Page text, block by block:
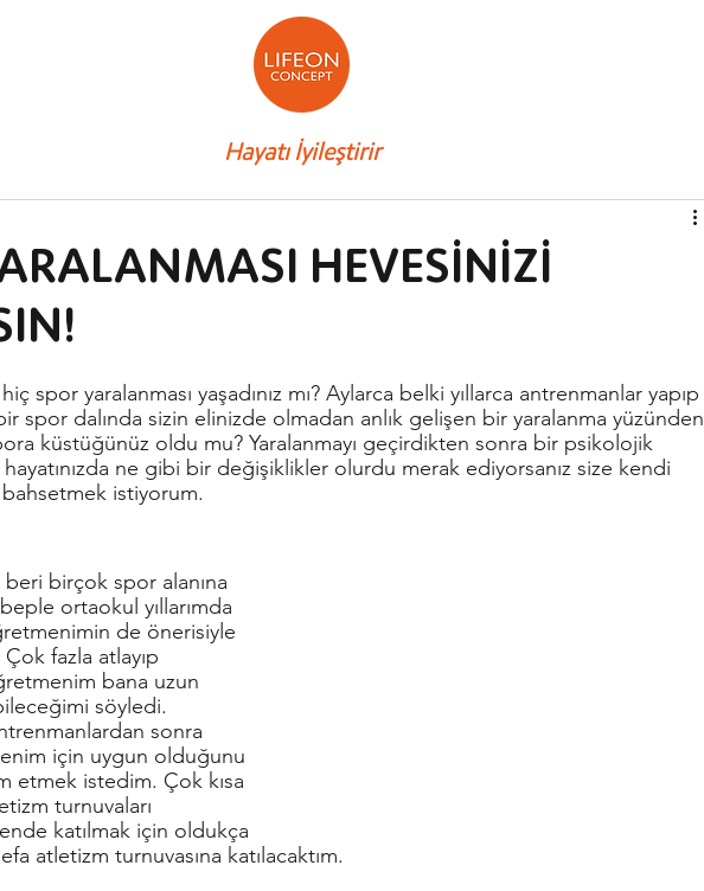
HEVESİNİZİ
spor dalında sizin elinizde olmadan anlık gelişen bir yaralanma yüzünden
küstüğünüz oldu mu? Yaralanmayı geçirdikten sonra bir psikolojik
hayatınızda ne gibi bir değişiklikler olurdu merak ediyorsanız size kendi
istiyorum.
ortaokul yıllarımda
de önerisiyle
fazla atlayıp
bana uzun
söyledi.
sonra
için uygun olduğunu
etmek istedim. Çok kısa
turnuvaları
katılmak için oldukça
atletizm turnuvasına katılacaktım.
Hayatı İyileştirir